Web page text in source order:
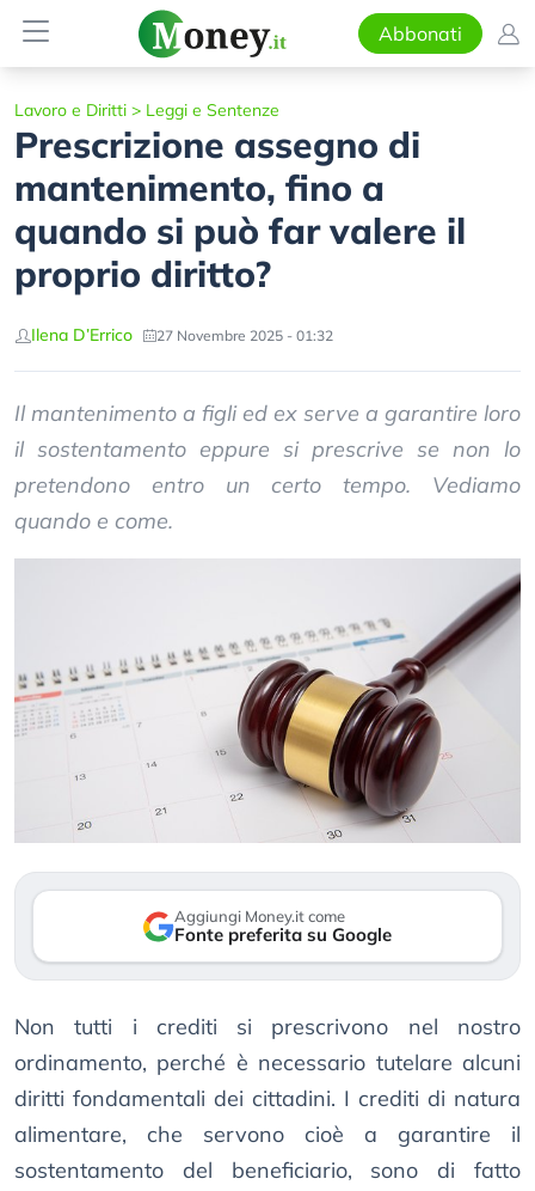
Abbonati
Lavoro e Diritti > Leggi e Sentenze
Prescrizione assegno di
mantenimento, fino a
quando si può far valere il
proprio diritto?
Ilena D’Errico 27 Novembre 2025 - 01:32
Il mantenimento a figli ed ex serve a garantire loro
il sostentamento eppure si prescrive se non lo
pretendono entro un certo tempo. Vediamo
quando e come.
Aggiungi Money.it come
Fonte preferita su Google
Non tutti i crediti si prescrivono nel nostro
ordinamento, perché è necessario tutelare alcuni
diritti fondamentali dei cittadini. I crediti di natura
alimentare, che servono cioè a garantire il
sostentamento del beneficiario, sono di fatto